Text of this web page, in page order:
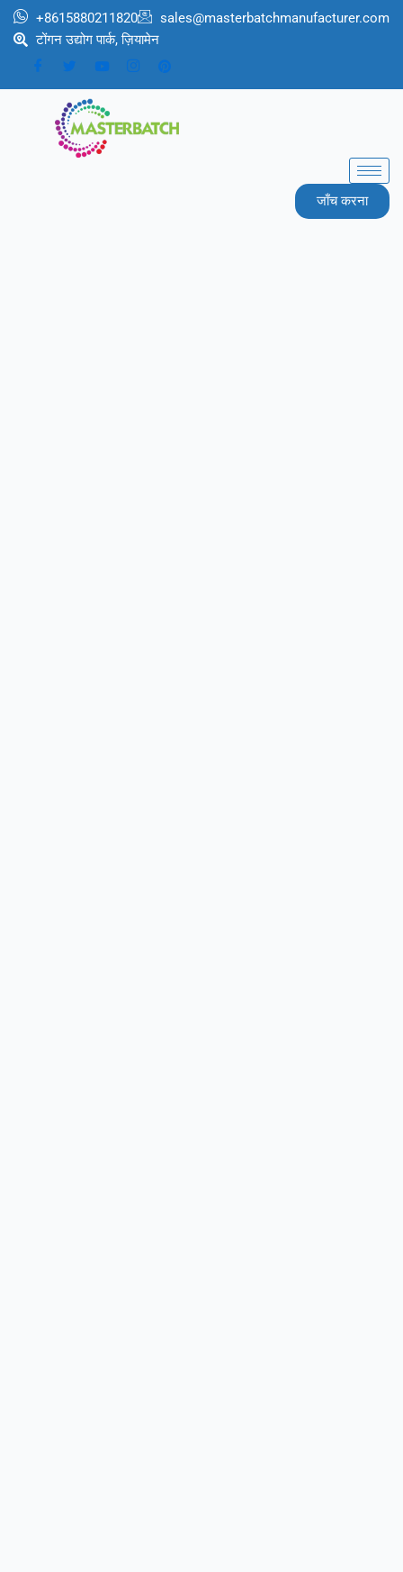
+8615880211820
sales@masterbatchmanufacturer.com
टोंगन उद्योग पार्क, ज़ियामेन
जाँच करना